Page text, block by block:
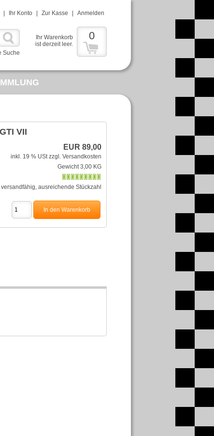
Ihr Konto Zur Kasse Anmelden
Suche
Ihr Warenkorb
ist derzeit leer.
0
VII
EUR 89,00
inkl. 19 % UStzzgl. Versandkosten
Gewicht 3,00 KG
ausreichende Stückzahl